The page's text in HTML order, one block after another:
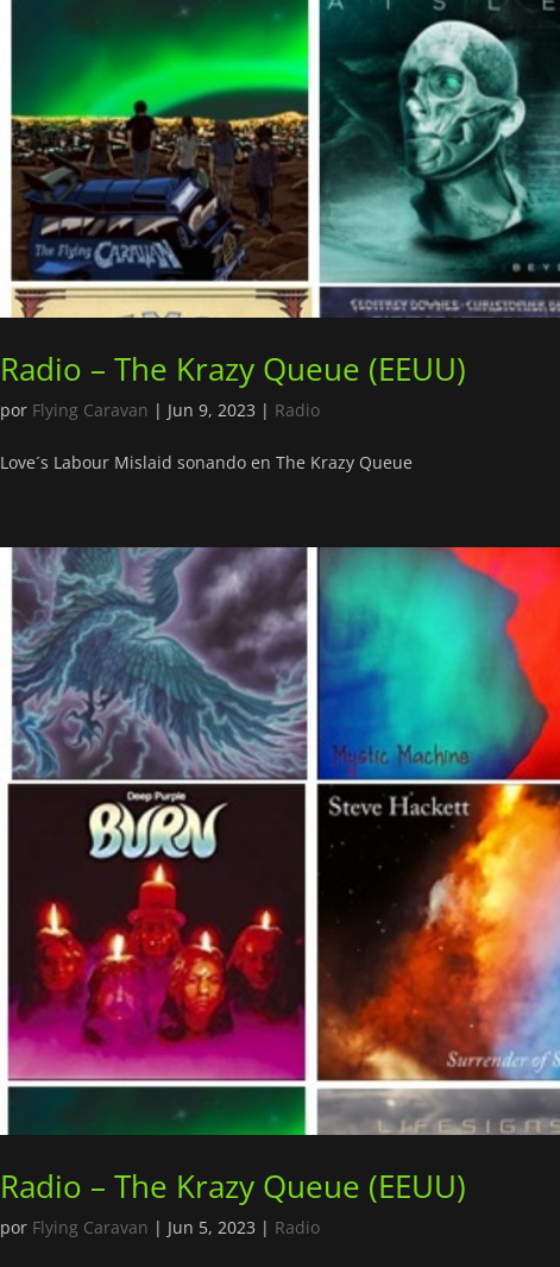
Radio – The Krazy Queue (EEUU)
por Flying Caravan | Jun 9, 2023 | Radio
Love´s Labour Mislaid sonando en The Krazy Queue
Radio – The Krazy Queue (EEUU)
por Flying Caravan | Jun 5, 2023 | Radio